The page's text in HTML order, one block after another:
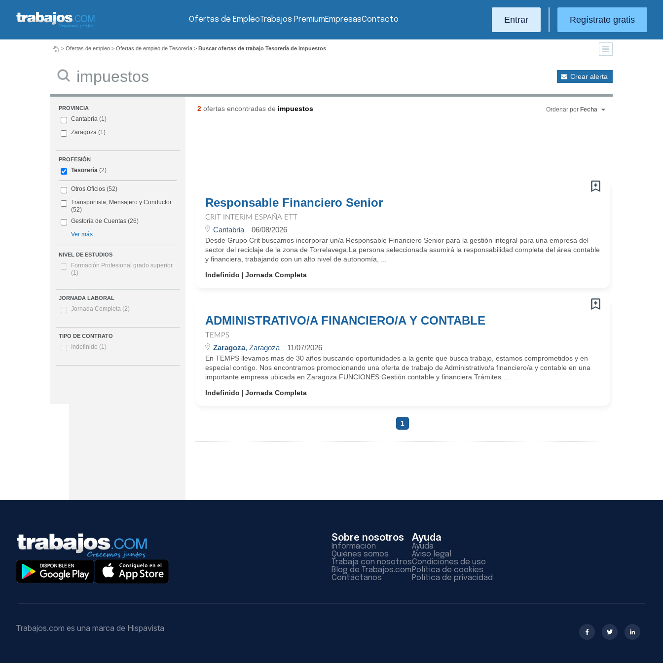
Ofertas de EmpleoTrabajos PremiumEmpresasContacto Entrar Regístrate gratis
> Ofertas de empleo > Ofertas de empleo de Tesorería > Buscar ofertas de trabajo Tesorería de impuestos
Crear alerta
PROVINCIA
Cantabria (1)
Zaragoza (1)
PROFESIÓN
Tesorería (2)
Otros Oficios (52)
Transportista, Mensajero y Conductor
(52)
Gestoría de Cuentas (26)
Ver más
NIVEL DE ESTUDIOS
Formación Profesional grado superior
(1)
JORNADA LABORAL
Jornada Completa (2)
TIPO DE CONTRATO
Indefinido (1)
2ofertas encontradas de impuestos Ordenar por Fecha
Responsable Financiero Senior
CRIT INTERIM ESPAÑA ETT
Cantabria 06/08/2026
Desde Grupo Crit buscamos incorporar un/a Responsable Financiero Senior para la gestión integral para una empresa del
sector del reciclaje de la zona de Torrelavega.La persona seleccionada asumirá la responsabilidad completa del área contable
y financiera, trabajando con un alto nivel de autonomía, ...
Indefinido
Jornada Completa
ADMINISTRATIVO/A FINANCIERO/A Y CONTABLE
TEMPS
Zaragoza, Zaragoza 11/07/2026
En TEMPS llevamos mas de 30 años buscando oportunidades a la gente que busca trabajo, estamos comprometidos y en
especial contigo. Nos encontramos promocionando una oferta de trabajo de Administrativo/a financiero/a y contable en una
importante empresa ubicada en Zaragoza.FUNCIONES:Gestión contable y financiera.Trámites ...
Indefinido
Jornada Completa
1
Sobre nosotros
Información
Quiénes somos
Trabaja con nosotros
Blog de Trabajos.com
Contáctanos
Ayuda
Ayuda
Aviso legal
Condiciones de uso
Política de cookies
Política de privacidad
Trabajos.com es una marca de Hispavista